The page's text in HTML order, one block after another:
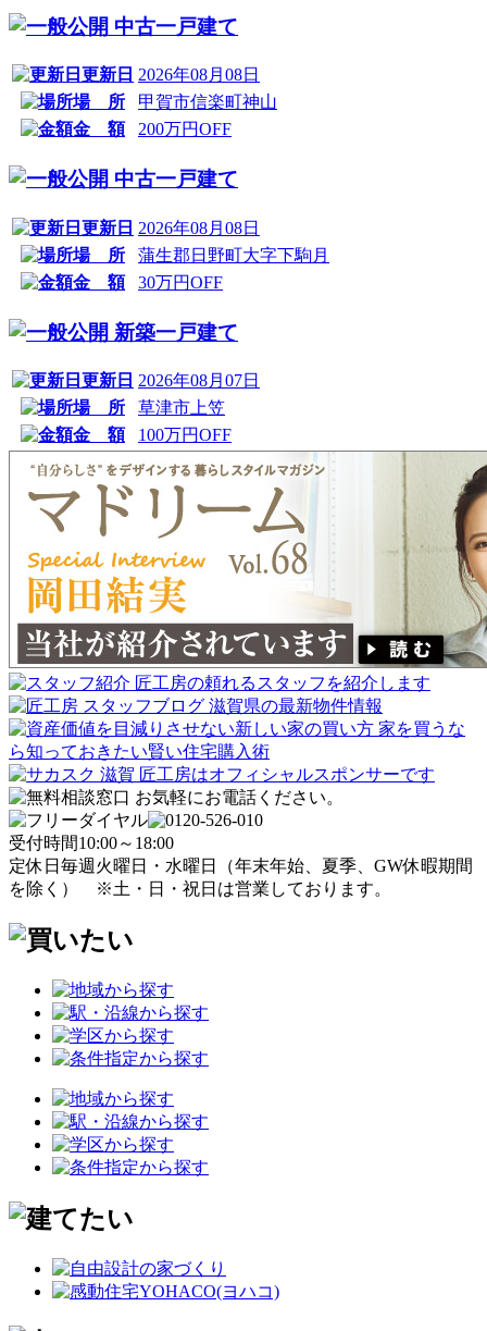
中古一戸建て
更新日 2026年08月08日
場 所
甲賀市信楽町神山
金 額
200万円OFF
中古一戸建て
更新日 2026年08月08日
場 所
蒲生郡日野町大字下駒月
金 額
30万円OFF
新築一戸建て
更新日 2026年08月07日
場 所
草津市上笠
金 額
100万円OFF
受付時間10:00～18:00
定休日 毎週火曜日・水曜日
（年末年始、夏季、GW休暇期間
を除く）
※土・日・祝日は営業しております。